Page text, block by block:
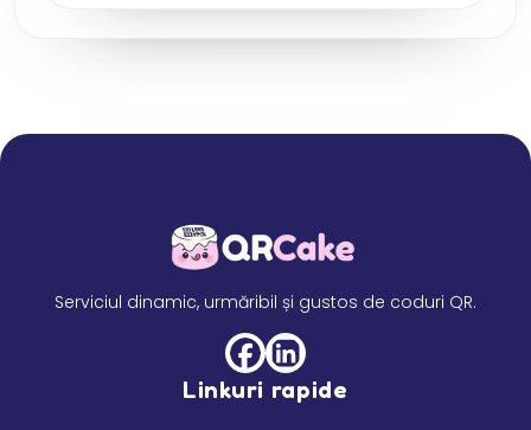
Serviciul dinamic, urmăribil și gustos de coduri QR.
Linkuri rapide